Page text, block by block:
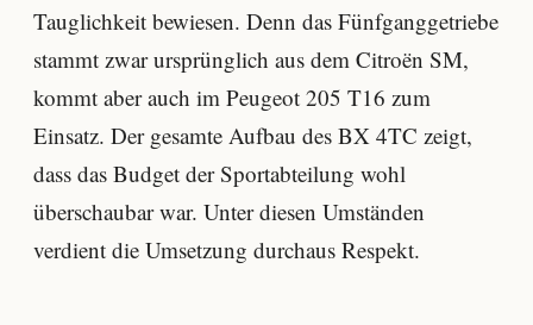
Tauglichkeit bewiesen. Denn das Fünfganggetriebe
stammt zwar ursprünglich aus dem Citroën SM,
kommt aber auch im Peugeot 205 T16 zum
Einsatz. Der gesamte Aufbau des BX 4TC zeigt,
dass das Budget der Sportabteilung wohl
überschaubar war. Unter diesen Umständen
verdient die Umsetzung durchaus Respekt.